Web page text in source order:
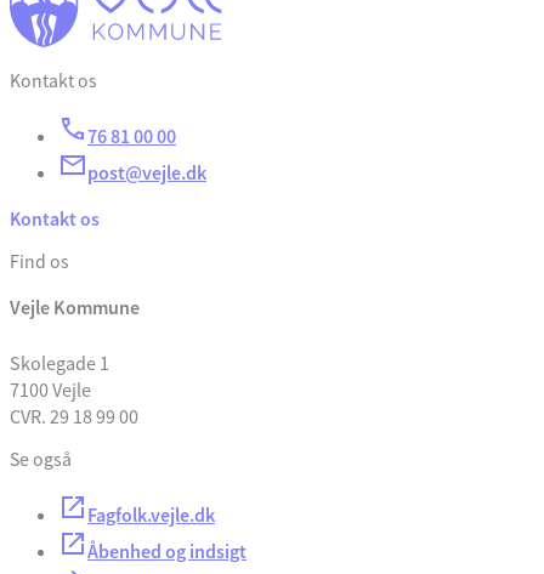
Kontakt os
76 81 00 00
post@vejle.dk
Kontakt os
Find os
Vejle Kommune
Skolegade 1
7100 Vejle
CVR. 29 18 99 00
Se også
Fagfolk.vejle.dk
Åbenhed og indsigt